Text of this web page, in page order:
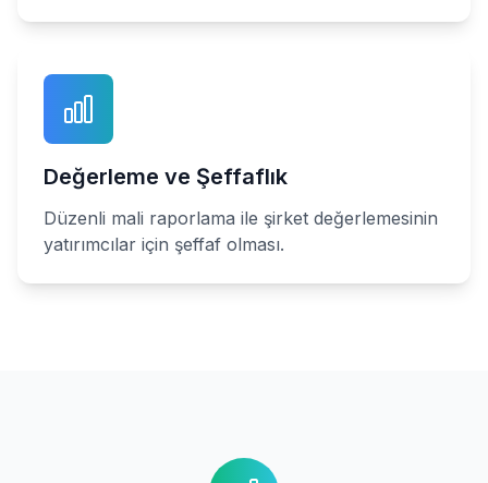
Değerleme ve Şeffaflık
Düzenli mali raporlama ile şirket değerlemesinin
yatırımcılar için şeffaf olması.